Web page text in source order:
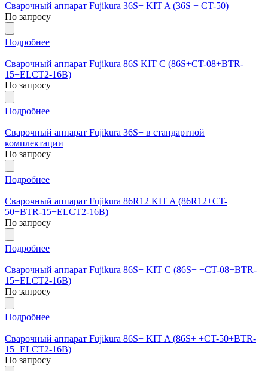
Сварочный аппарат Fujikura 36S+ KIT A (36S + CT-50)
По запросу
Подробнее
Сварочный аппарат Fujikura 86S KIT C (86S+CT-08+BTR-
15+ELCT2-16B)
По запросу
Подробнее
Сварочный аппарат Fujikura 36S+ в стандартной
комплектации
По запросу
Подробнее
Сварочный аппарат Fujikura 86R12 KIT A (86R12+CT-
50+BTR-15+ELCT2-16B)
По запросу
Подробнее
Сварочный аппарат Fujikura 86S+ KIT С (86S+ +CT-08+BTR-
15+ELCT2-16B)
По запросу
Подробнее
Сварочный аппарат Fujikura 86S+ KIT A (86S+ +CT-50+BTR-
15+ELCT2-16B)
По запросу